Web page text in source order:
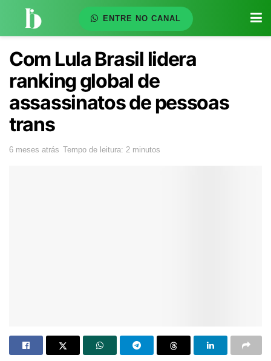
ENTRE NO CANAL
Com Lula Brasil lidera
ranking global de
assassinatos de pessoas
trans
6 meses atrás Tempo de leitura: 2 minutos